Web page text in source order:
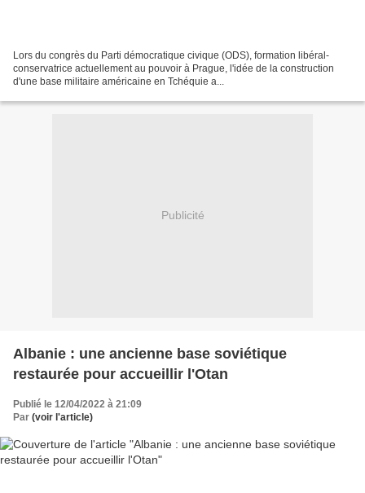
Lors du congrès du Parti démocratique civique (ODS), formation libéral-
conservatrice actuellement au pouvoir à Prague, l'idée de la construction
d'une base militaire américaine en Tchéquie a...
Publicité
Albanie : une ancienne base soviétique
restaurée pour accueillir l'Otan
Publié le 12/04/2022 à 21:09
Par (voir l'article)